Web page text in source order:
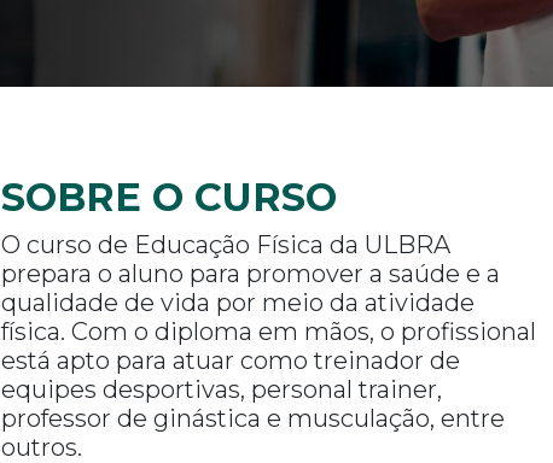
SOBRE O CURSO
O curso de Educação Física da ULBRA
prepara o aluno para promover a saúde e a
qualidade de vida por meio da atividade
física. Com o diploma em mãos, o profissional
está apto para atuar como treinador de
equipes desportivas, personal trainer,
professor de ginástica e musculação, entre
outros.